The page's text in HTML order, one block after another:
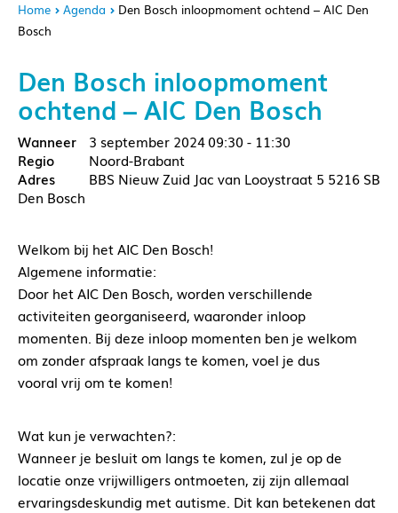
Home Agenda
Den Bosch inloopmoment ochtend – AIC Den
Bosch
Den Bosch inloopmoment
ochtend – AIC Den Bosch
3 september 202409:30 - 11:30
Noord-Brabant
BBS Nieuw Zuid Jac van Looystraat 5 5216 SB
Den Bosch
Welkom bij het AIC Den Bosch!
Algemene informatie:
Door het AIC Den Bosch, worden verschillende
activiteiten georganiseerd, waaronder inloop
momenten. Bij deze inloop momenten ben je welkom
om zonder afspraak langs te komen, voel je dus
vooral vrij om te komen!
Wat kun je verwachten?:
Wanneer je besluit om langs te komen, zul je op de
locatie onze vrijwilligers ontmoeten, zij zijn allemaal
ervaringsdeskundig met autisme. Dit kan betekenen dat